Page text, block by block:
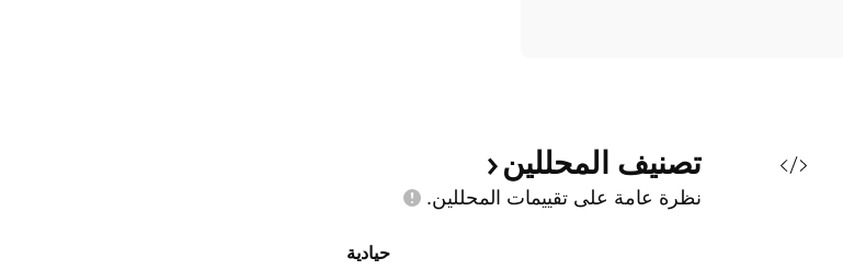
تصنيف المحللين
نظرة عامة على تقييمات المحللين.
حيادية